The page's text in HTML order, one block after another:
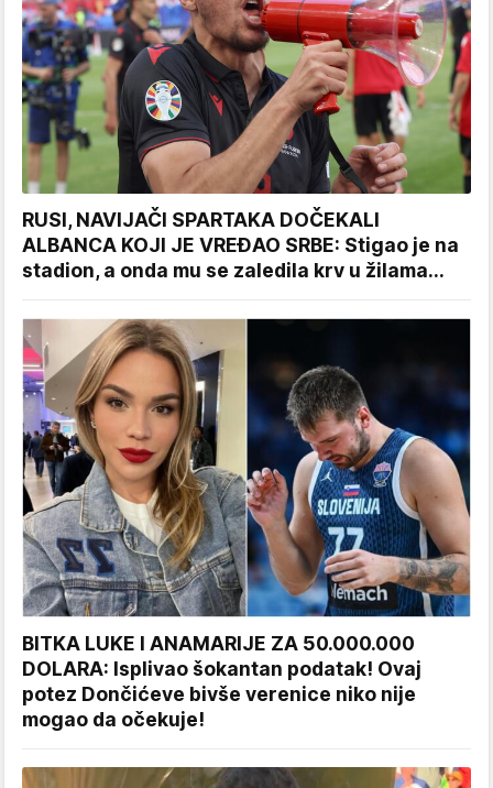
RUSI, NAVIJAČI SPARTAKA DOČEKALI
ALBANCA KOJI JE VREĐAO SRBE: Stigao je na
stadion, a onda mu se zaledila krv u žilama...
BITKA LUKE I ANAMARIJE ZA 50.000.000
DOLARA: Isplivao šokantan podatak! Ovaj
potez Dončićeve bivše verenice niko nije
mogao da očekuje!